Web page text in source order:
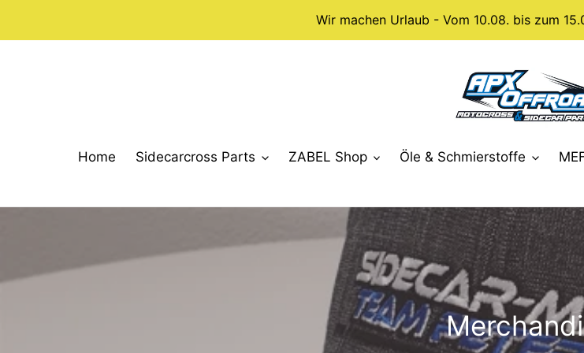
Wir machen Urlaub - Vom 10.08. bis zum
Home Sidecarcross Parts ZABEL Shop Öle & Schmierstoffe
K